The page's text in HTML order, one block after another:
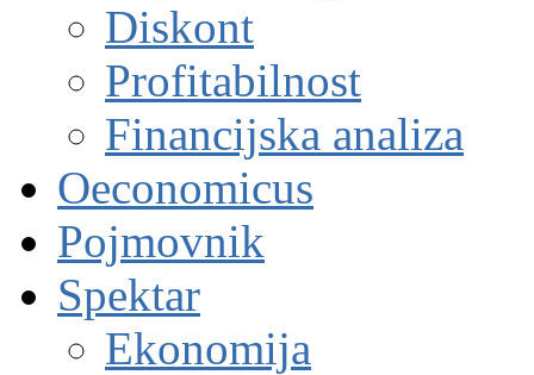
Diskont
Profitabilnost
Financijska analiza
Oeconomicus
Pojmovnik
Spektar
Ekonomija